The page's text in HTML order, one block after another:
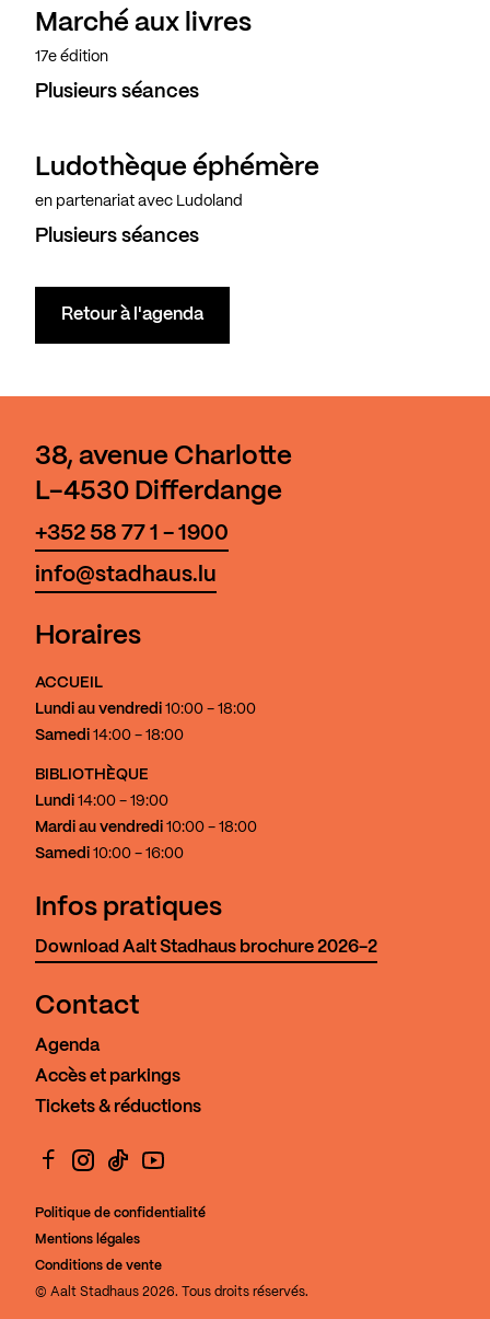
Marché aux livres
17e édition
Plusieurs séances
Ludothèque éphémère
en partenariat avec Ludoland
Plusieurs séances
Retour à l'agenda
38, avenue Charlotte
L-4530 Differdange
+352 58 77 1 - 1900
info@stadhaus.lu
Horaires
ACCUEIL
Lundi au vendredi 10:00 - 18:00
Samedi 14:00 - 18:00
BIBLIOTHÈQUE
Lundi 14:00 - 19:00
Mardi au vendredi 10:00 - 18:00
Samedi 10:00 - 16:00
Infos pratiques
Download Aalt Stadhaus brochure 2026-2
Contact
Agenda
Accès et parkings
Tickets & réductions
Politique de confidentialité
Mentions légales
Conditions de vente
© Aalt Stadhaus 2026. Tous droits réservés.